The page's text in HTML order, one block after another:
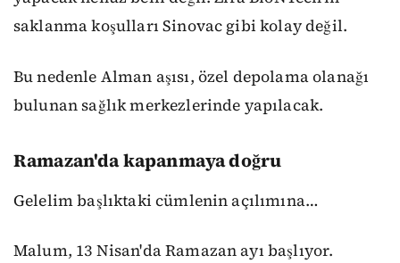
saklanma koşulları Sinovac gibi kolay değil.
Bu nedenle Alman aşısı, özel depolama olanağı
bulunan sağlık merkezlerinde yapılacak.
Ramazan'da kapanmaya doğru
Gelelim başlıktaki cümlenin açılımına…
Malum, 13 Nisan'da Ramazan ayı başlıyor.